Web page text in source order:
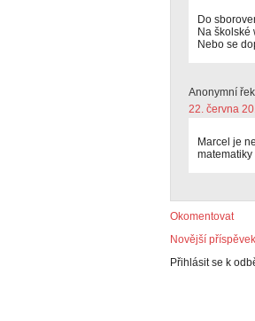
Do
Na školské
Nebo se
Anonymní
22. června
Marcel je
Okomentovat
Novější příspěvek
Přihlásit se k